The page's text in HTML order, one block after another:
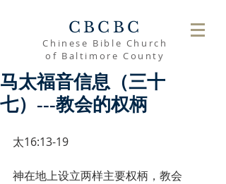
CBCBC
Chinese Bible Church
of Baltimore County
马太福音信息（三十
七）---教会的权柄
太16:13-19
神在地上设立两样主要权柄，教会